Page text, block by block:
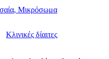
, Μικρόσωμα
Κλινικές δίαιτες